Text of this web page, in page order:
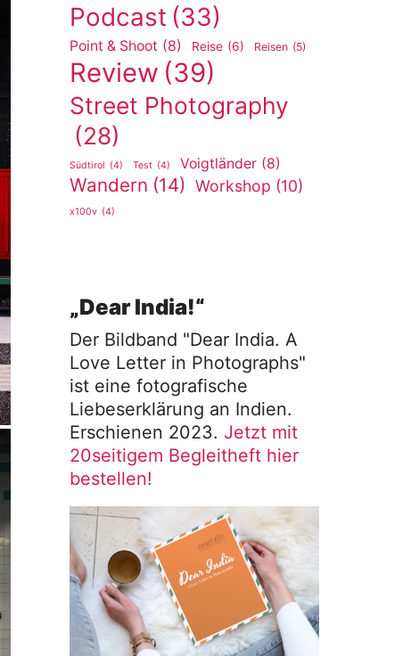
Podcast (33)
Point & Shoot (8) Reise (6) Reisen (5)
Review (39)
Street Photography
(28)
Südtirol (4) Test (4) Voigtländer (8)
Wandern (14) Workshop (10)
x100v (4)
„Dear India!“
Der Bildband "Dear India. A
Love Letter in Photographs"
ist eine fotografische
Liebeserklärung an Indien.
Erschienen 2023. Jetzt mit
20seitigem Begleitheft hier
bestellen!